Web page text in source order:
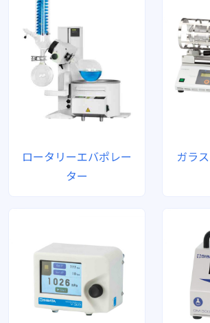
ロータリーエバポレー
ター
ガラ